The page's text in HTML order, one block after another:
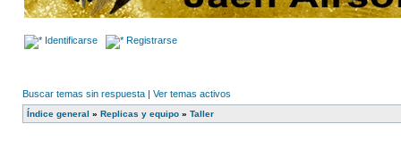
Identificarse Registrarse
Buscar temas sin respuesta | Ver temas activos
Índice general » Replicas y equipo » Taller